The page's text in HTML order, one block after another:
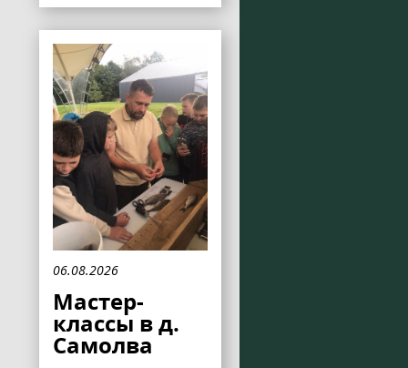
06.08.2026
Мастер-
классы в д.
Самолва